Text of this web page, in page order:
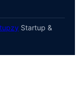
Startup &